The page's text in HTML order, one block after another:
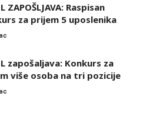
ZAPOŠLJAVA: Raspisan
za prijem 5 uposlenika
zapošaljava: Konkurs za
više osoba na tri pozicije